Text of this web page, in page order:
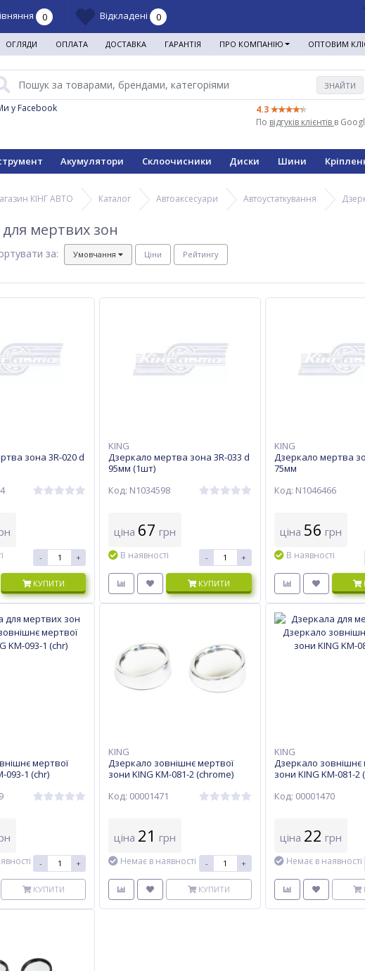
0 Відкладені 0
ОГЛЯДИ ОПЛАТА ДОСТАВКА ГАРАНТІЯ ПРО КОМПАНІЮ ОПТОВИМ
ЗНАЙТИ
4.3
По відгуків клієнтів в
у Facebook
Акумулятори Склоочисники Диски Шини
КІНГ АВТО Каталог Автоаксесуари Автоустаткування
мертвих зон
за: Умовчання Ціни Рейтингу
зона 3R-020 d
- +
КУПИТИ
KING
Дзеркало мертва зона 3R-033 d
95мм (1шт)
Код: N1034598
ціна 67 грн
В наявності - +
КУПИТИ
KING
Дзеркало мертва
75мм
Код: N1046466
ціна 56 грн
В наявності
мертвої
093-1 (chr)
- +
КУПИТИ
KING
Дзеркало зовнішнє мертвої
зони KING KM-081-2 (chrome)
Код: 00001471
ціна 21 грн
Немає в наявності - +
КУПИТИ
KING
Дзеркало зовнішнє
зони KING KM-081-2
Код: 00001470
ціна 22 грн
Немає в наявності